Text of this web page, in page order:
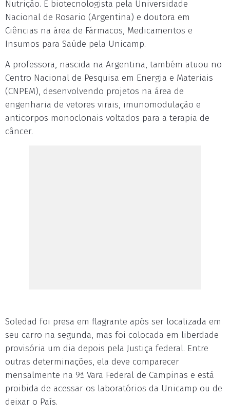
Nutrição. É biotecnologista pela Universidade
Nacional de Rosario (Argentina) e doutora em
Ciências na área de Fármacos, Medicamentos e
Insumos para Saúde pela Unicamp.
A professora, nascida na Argentina, também atuou no
Centro Nacional de Pesquisa em Energia e Materiais
(CNPEM), desenvolvendo projetos na área de
engenharia de vetores virais, imunomodulação e
anticorpos monoclonais voltados para a terapia de
câncer.
Soledad foi presa em flagrante após ser localizada em
seu carro na segunda, mas foi colocada em liberdade
provisória um dia depois pela Justiça federal. Entre
outras determinações, ela deve comparecer
mensalmente na 9ª Vara Federal de Campinas e está
proibida de acessar os laboratórios da Unicamp ou de
deixar o País.